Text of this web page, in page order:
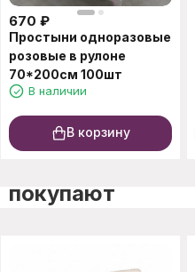
670 ₽
Простыни одноразовые
розовые в рулоне
70*200см 100шт
В наличии
В корзину
покупают